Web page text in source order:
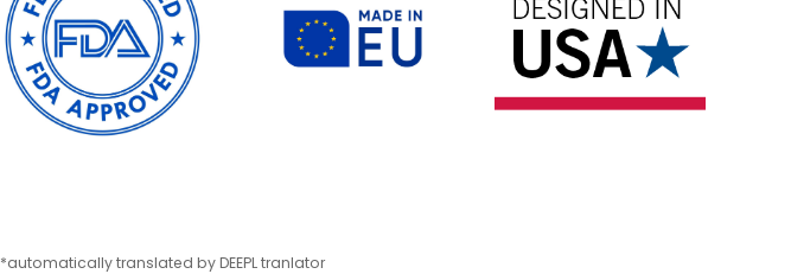
*automatically translated by DEEPL tranlator